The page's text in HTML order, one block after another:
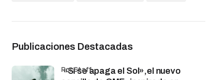
Publicaciones Destacadas
«Si se apaga el Sol»,el nuevo
por Staff